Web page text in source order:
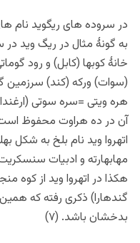
در سروده های ریگوید نام
به گونۀ مثال در ریگ وید
خانهٔ کوبها (کابل) و رود
(سوات) ورکه (کند) سرزمین
هره ویتی =سره سوتی
آن در ده هراوت محفوظ است)
اتهروا وید نام بلخ به شکل
مهابهارته و ادبیات
هکذا در اتهروا وید از کوه
گندهارا) ذکری رفته که
بدخشان باشد. (۷)